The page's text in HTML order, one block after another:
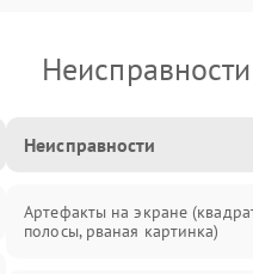
Неисправности
Артефакты на экране
полосы, рваная картинка)